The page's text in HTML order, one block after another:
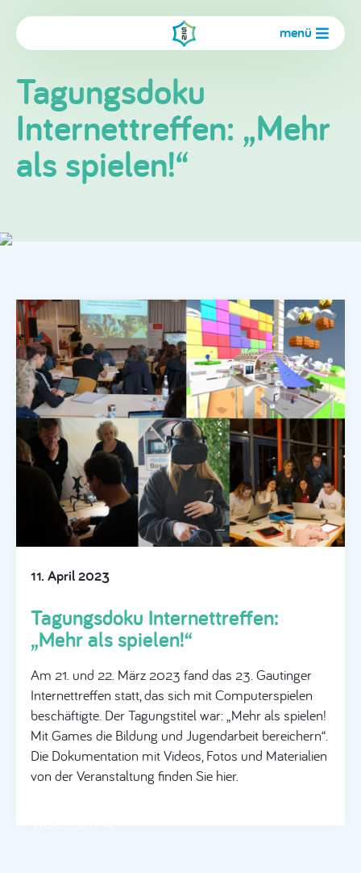
menü
Tagungsdoku
Internettreffen: „Mehr
als spielen!“
11. April 2023
Tagungsdoku Internettreffen:
„Mehr als spielen!“
Am 21. und 22. März 2023 fand das 23. Gautinger
Internettreffen statt, das sich mit Computerspielen
beschäftigte. Der Tagungstitel war: „Mehr als spielen!
Mit Games die Bildung und Jugendarbeit bereichern“.
Die Dokumentation mit Videos, Fotos und Materialien
von der Veranstaltung finden Sie hier.